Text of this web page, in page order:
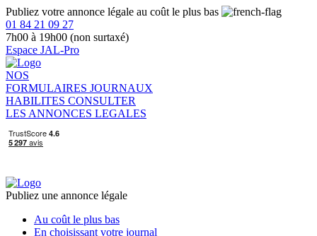
Publiez votre annonce légale au coût le plus bas
01 84 21 09 27
7h00 à 19h00 (non surtaxé)
Espace JAL-Pro
NOS
FORMULAIRES JOURNAUX
HABILITES CONSULTER
LES ANNONCES LEGALES
Publiez une annonce légale
Au coût le plus bas
En choisissant votre journal